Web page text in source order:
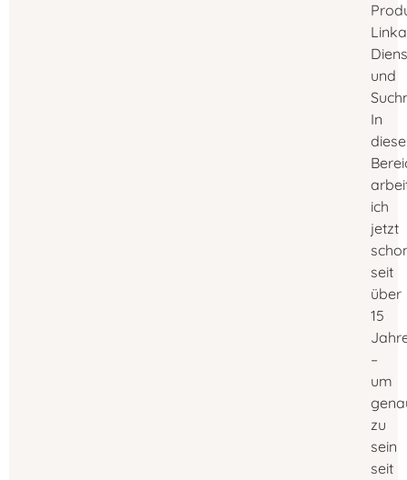
und
In
ich
jetzt
seit
über
15
–
um
zu
sein
seit